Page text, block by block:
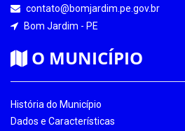
contato@bomjardim.pe.gov.br
Bom Jardim - PE
O MUNICÍPIO
História do Município
Dados e Características